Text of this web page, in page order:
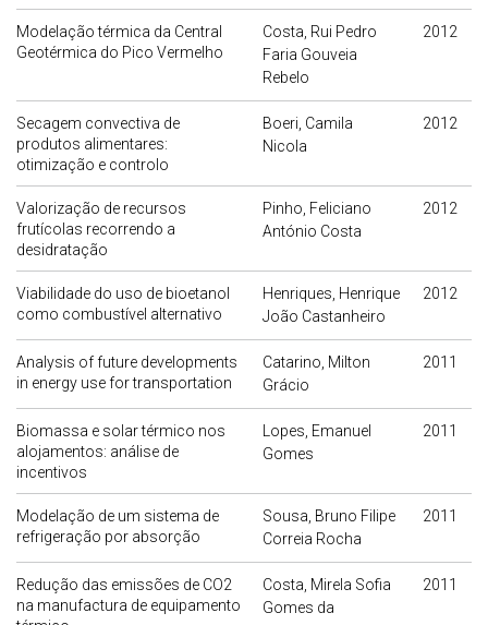
Modelação térmica da Central
Geotérmica do Pico Vermelho
Costa, Rui Pedro
Faria Gouveia
Rebelo
2012
Secagem convectiva de
produtos alimentares:
otimização e controlo
Boeri, Camila
Nicola
2012
Valorização de recursos
frutícolas recorrendo a
desidratação
Pinho, Feliciano
António Costa
2012
Viabilidade do uso de bioetanol
como combustível alternativo
Henriques, Henrique
João Castanheiro
2012
Analysis of future developments
in energy use for transportation
Catarino, Milton
Grácio
2011
Biomassa e solar térmico nos
alojamentos: análise de
incentivos
Lopes, Emanuel
Gomes
2011
Modelação de um sistema de
refrigeração por absorção
Sousa, Bruno Filipe
Correia Rocha
2011
Redução das emissões de CO2
na manufactura de equipamento
Costa, Mirela Sofia
Gomes da
2011